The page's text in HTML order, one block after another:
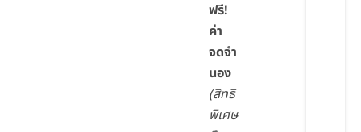
ฟรี!
ค่า
จดจำ
นอง
(สิทธิ
พิเศษ